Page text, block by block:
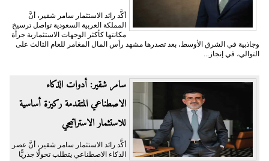
أكَّد رائد الاستثمار سامر شقير، أنَّ
المملكة العربية السعودية تواصل ترسيخ
مكانتها كأكثر الوجهات الاستثمارية جرأة
وجاذبية في الشرق الأوسط، بعد تصدرها مشهد رأس المال المغامر للعام الثالث على
التوالي، في إنجاز...
سامر شقير: أدوات الذكاء
الاصطناعي المتقدمة ركيزة أساسية
للاستثمار الاستراتيجي
أكَّد رائد الاستثمار سامر شقير، أنَّ عصر
الذكاء الاصطناعي يتطلب تحولًا جذريًّا